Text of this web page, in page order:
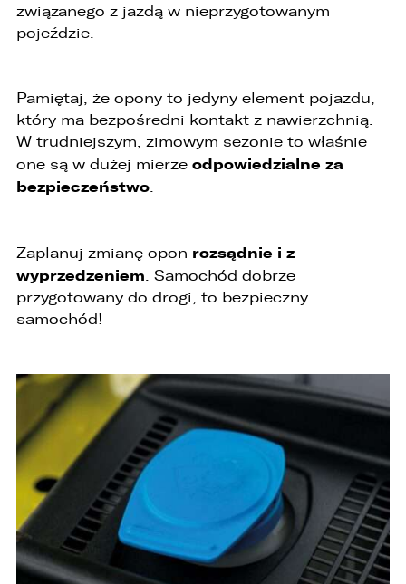
związanego z jazdą w nieprzygotowanym
pojeździe.
Pamiętaj, że opony to jedyny element pojazdu,
który ma bezpośredni kontakt z nawierzchnią.
W trudniejszym, zimowym sezonie to właśnie
one są w dużej mierze odpowiedzialne za
bezpieczeństwo
Zaplanuj zmianę opon rozsądnie i z
wyprzedzeniem . Samochód dobrze
przygotowany do drogi, to bezpieczny
samochód!